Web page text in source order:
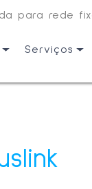
para rede
Serviços